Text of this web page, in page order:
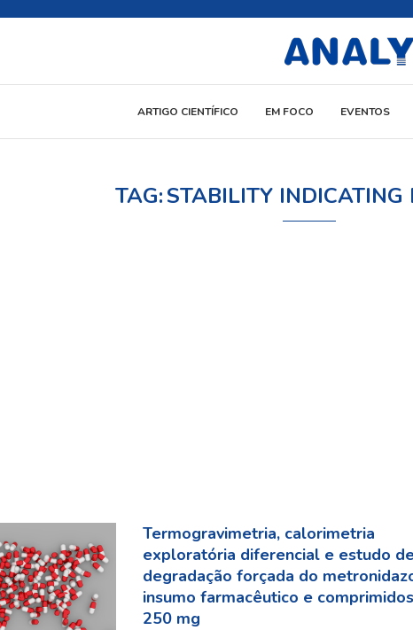
ARTIGO CIENTÍFICO EM FOCO EVENTOS
TAG:STABILITY INDICATING
Termogravimetria, calorimetria
exploratória diferencial e estudo
degradação forçada do
insumo farmacêutico e
250 mg